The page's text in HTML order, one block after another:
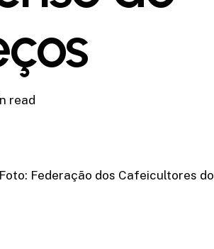
read
Federação dos Cafeicultores do